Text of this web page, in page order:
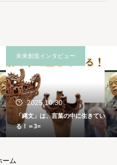
未来創造インタビュー
2025.10.30
「縄文」は、言葉の中に生きてい
る！＝3=
ーム